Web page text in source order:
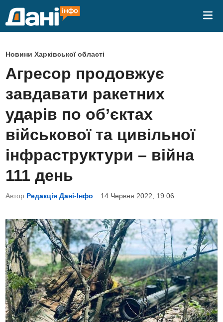
P
o
s
t
e
d
n
Новини Харківської області
Агресор продовжує
завдавати ракетних
ударів по об’єктах
військової та цивільної
інфраструктури – війна
111 день
Автор Редакція Дані-Інфо 14 Червня 2022, 19:06